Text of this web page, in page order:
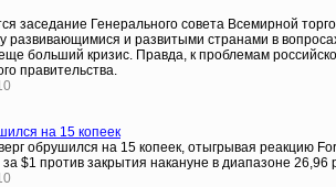
заседание Генерального совета Всемирной
развивающимися и развитыми странами в
больший кризис. Правда, к проблемам
правительства.
на 15 копеек
обрушился на 15 копеек, отыгрывая реакцию
$1 против закрытия накануне в диапазоне 26,96